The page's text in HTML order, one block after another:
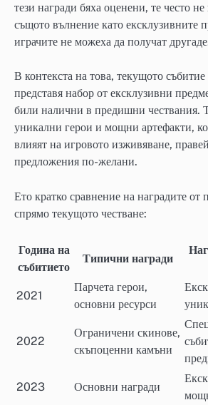
тези награди бяха оценени, те често
същото вълнение като ексклузивните
играчите не можеха да получат
В контекста на това, текущото
представя набор от ексклузивни
били налични в предишни чествания.
уникални герои и мощни артефакти,
влияят на игровото изживяване,
предложения по-желани.
Ето кратко сравнение на наградите
спрямо текущото честване:
Година на
събитието
Типични награди
2021
Парчета герои,
основни ресурси
2022
Ограничени скинове,
скъпоценни камъни
2023 Основни награди